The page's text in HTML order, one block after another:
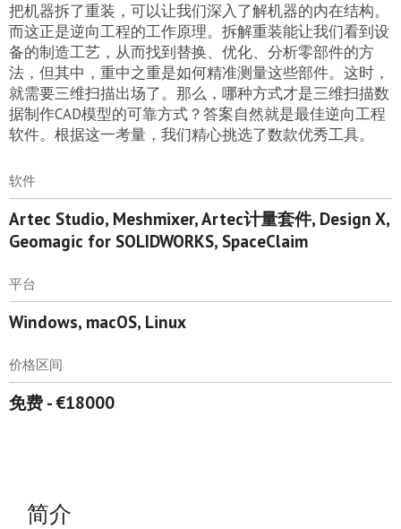
把机器拆了重装，可以让我们深入了解机器的内在结构。
而这正是逆向工程的工作原理。拆解重装能让我们看到设
备的制造工艺，从而找到替换、优化、分析零部件的方
法，但其中，重中之重是如何精准测量这些部件。这时，
就需要三维扫描出场了。那么，哪种方式才是三维扫描数
据制作CAD模型的可靠方式？答案自然就是最佳逆向工程
软件。根据这一考量，我们精心挑选了数款优秀工具。
软件
Artec Studio, Meshmixer, Artec计量套件, Design X,
Geomagic for SOLIDWORKS, SpaceClaim
平台
Windows, macOS, Linux
价格区间
免费 - €18000
简介